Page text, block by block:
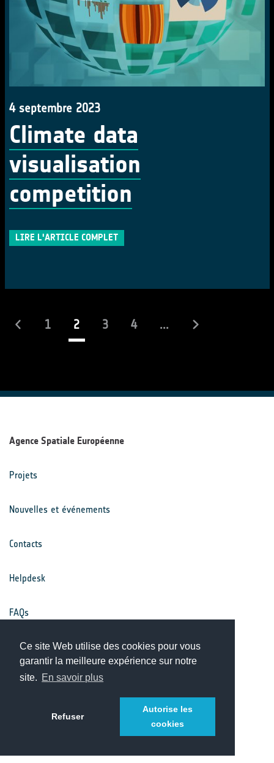
Ce site Web utilise des cookies pour vous
garantir la meilleure expérience sur notre
site. En savoir plus
Refuser
Autorise les
cookies
4 septembre 2023
Climate data
visualisation
competition
LIRE L'ARTICLE COMPLET
1 2(actuel)
3 4 ...
Agence Spatiale Européenne
Projets
Nouvelles et événements
Contacts
Helpdesk
FAQs
Conditions générales
Avis de confidentialité